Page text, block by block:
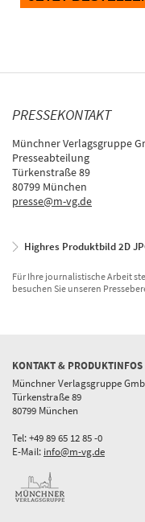
PRESSEKONTAKT
Münchner Verlagsgruppe
Presseabteilung
Türkenstraße 89
80799 München
presse@m-vg.de
Highres Produktbild 2D
Für Ihre journalistische Arbeit
besuchen Sie unseren
KONTAKT & PRODUKTINFOS
Münchner Verlagsgruppe
Türkenstraße 89
80799 München
Tel: +49 89 65 12 85 -0
E-Mail: info@m-vg.de